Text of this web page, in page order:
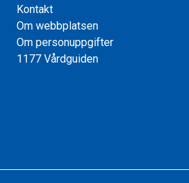
Kontakt
Om webbplatsen
Om personuppgifter
1177 Vårdguiden